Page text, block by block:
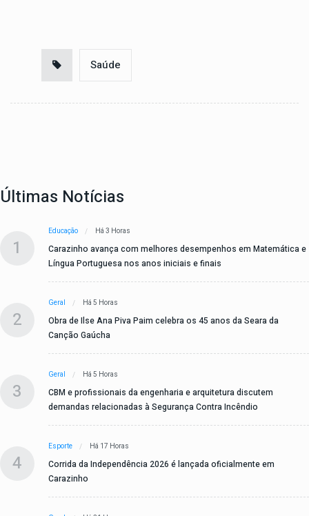
Saúde
Últimas Notícias
1
Educação Há 3 Horas
Carazinho avança com melhores desempenhos em Matemática e
Língua Portuguesa nos anos iniciais e finais
2
Geral Há 5 Horas
Obra de Ilse Ana Piva Paim celebra os 45 anos da Seara da
Canção Gaúcha
3
Geral Há 5 Horas
CBM e profissionais da engenharia e arquitetura discutem
demandas relacionadas à Segurança Contra Incêndio
4
Esporte Há 17 Horas
Corrida da Independência 2026 é lançada oficialmente em
Carazinho